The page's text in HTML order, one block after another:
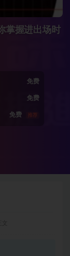
掌握进出场时
免费
免费
免费 推荐